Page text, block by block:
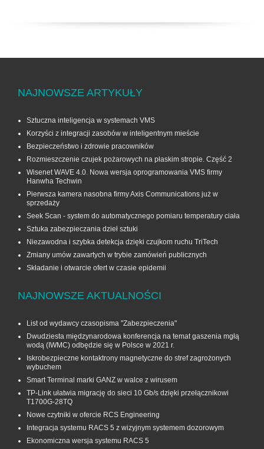
NAJNOWSZE ARTYKUŁY
Sztuczna inteligencja w systemach VMS
Korzyści z integracji zasobów w inteligentnym mieście
Bezpieczeństwo i zdrowie pracowników
Rozmieszczenie czujek pożarowych na płaskim stropie. Część 2
Wisenet WAVE 4.0. Nowa wersja oprogramowania VMS firmy
Hanwha Techwin
Pierwsza kamera nasobna firmy Axis Communications już w
sprzedaży
Seek Scan - system do automatycznego pomiaru temperatury ciała
Sztuka zabezpieczania dzieł sztuki
Niezawodna i szybka detekcja dzięki czujkom ruchu TriTech
Zmiany umów zawartych w trybie zamówień publicznych
Składanie i otwarcie ofert w czasie epidemii
NAJNOWSZE AKTUALNOŚCI
List od wydawcy czasopisma "Zabezpieczenia"
Dwudziesta międzynarodowa konferencja na temat gaszenia mgłą
wodą (IWMC) odbędzie się w Polsce w 2021 r.
Iskrobezpieczne kontaktrony magnetyczne do stref zagrożonych
wybuchem
Smart Terminal marki GANZ w walce z wirusem
TP-Link ułatwia migrację do sieci 10 Gb/s dzięki przełącznikowi
T1700G‑28TQ
Nowe czytniki w ofercie RCS Engineering
Integracja systemu RACS 5 z wizyjnym systemem dozorowym
Ekonomiczna wersja systemu RACS 5